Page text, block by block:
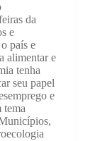
da
e
país e
alimentar e
tenha
seu papel
e
tema